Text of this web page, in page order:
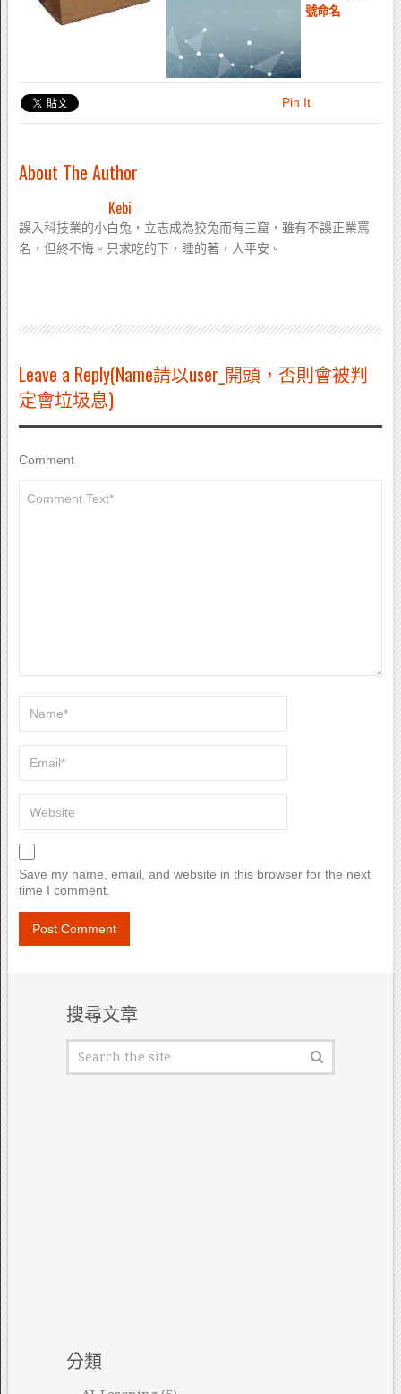
號命名
Pin It
About The Author
Kebi
誤入科技業的小白兔，立志成為狡兔而有三窟，雖有不誤正業罵
名，但終不悔。只求吃的下，睡的著，人平安。
Leave a Reply(Name請以user_開頭，否則會被判
定會垃圾息)
Comment
Save my name, email, and website in this browser for the next
time I comment.
搜尋文章
分類